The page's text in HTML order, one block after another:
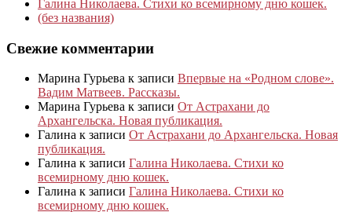
Галина Николаева. Стихи ко всемирному дню кошек.
(без названия)
Свежие комментарии
Марина Гурьева к записи Впервые на «Родном слове».
Вадим Матвеев. Рассказы.
Марина Гурьева к записи От Астрахани до
Архангельска. Новая публикация.
Галина к записи От Астрахани до Архангельска. Новая
публикация.
Галина к записи Галина Николаева. Стихи ко
всемирному дню кошек.
Галина к записи Галина Николаева. Стихи ко
всемирному дню кошек.